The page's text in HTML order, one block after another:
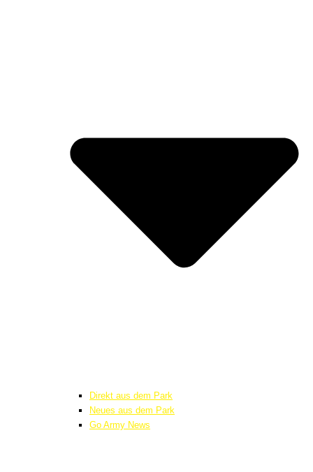
Direkt aus dem Park
Neues aus dem Park
Go Army News